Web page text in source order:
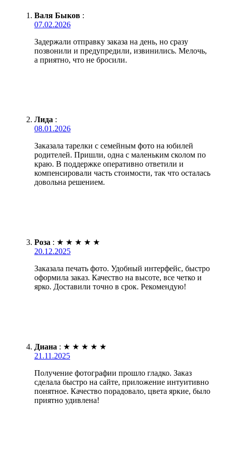
Валя Быков :
07.02.2026
Задержали отправку заказа на день, но сразу
позвонили и предупредили, извинились. Мелочь,
а приятно, что не бросили.
Лида :
08.01.2026
Заказала тарелки с семейным фото на юбилей
родителей. Пришли, одна с маленьким сколом по
краю. В поддержке оперативно ответили и
компенсировали часть стоимости, так что осталась
довольна решением.
Роза : ★ ★ ★ ★ ★
20.12.2025
Заказала печать фото. Удобный интерфейс, быстро
оформила заказ. Качество на высоте, все четко и
ярко. Доставили точно в срок. Рекомендую!
Диана : ★ ★ ★ ★ ★
21.11.2025
Получение фотографии прошло гладко. Заказ
сделала быстро на сайте, приложение интуитивно
понятное. Качество порадовало, цвета яркие, было
приятно удивлена!